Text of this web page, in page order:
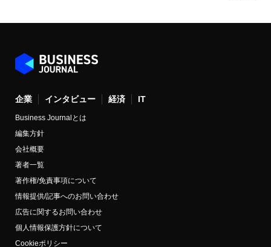
企業 インタビュー 経済 IT
Business Journalとは
編集方針
会社概要
著者一覧
著作権/免責事項について
情報提供/記事へのお問い合わせ
広告に関するお問い合わせ
個人情報保護方針について
Cookieポリシー